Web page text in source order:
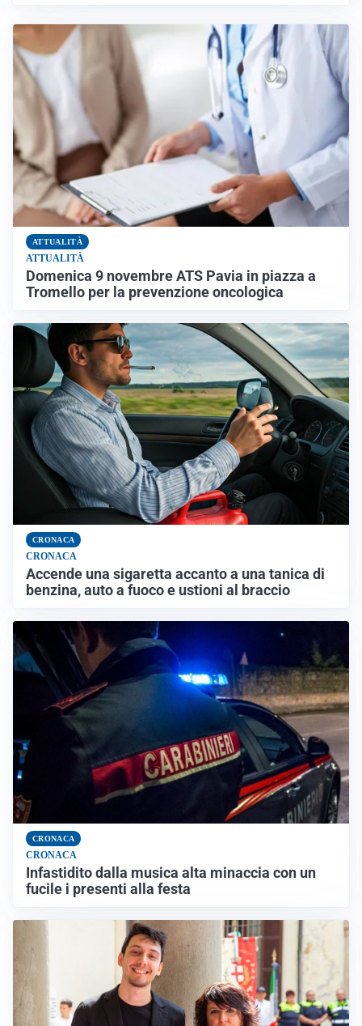
ATTUALITÀ
ATTUALITÀ
Domenica 9 novembre ATS Pavia in piazza a
Tromello per la prevenzione oncologica
CRONACA
CRONACA
Accende una sigaretta accanto a una tanica di
benzina, auto a fuoco e ustioni al braccio
CRONACA
CRONACA
Infastidito dalla musica alta minaccia con un
fucile i presenti alla festa